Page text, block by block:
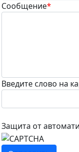
Сообщение*
Введите слово на
Защита от